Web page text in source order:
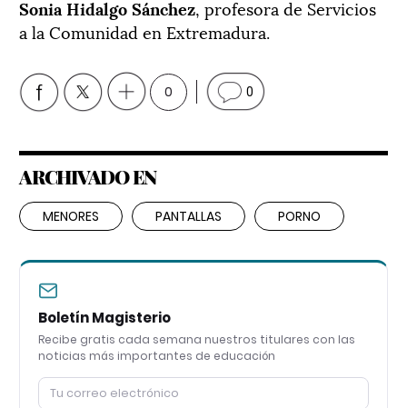
Sonia Hidalgo Sánchez, profesora de Servicios
a la Comunidad en Extremadura.
0 0
ARCHIVADO EN
MENORES PANTALLAS PORNO
Boletín Magisterio
Recibe gratis cada semana nuestros titulares con las
noticias más importantes de educación